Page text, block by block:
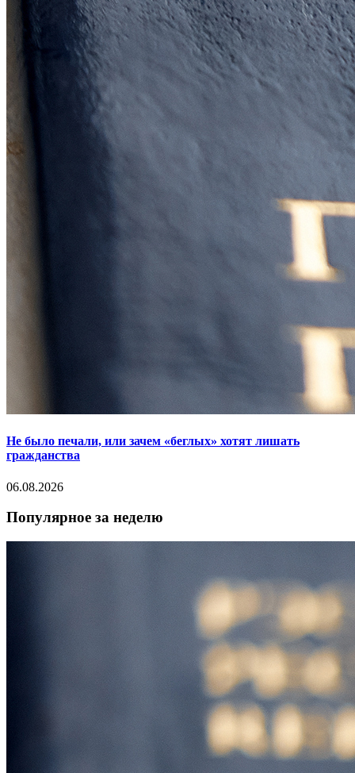
Не было печали, или зачем «беглых» хотят лишать
гражданства
06.08.2026
Популярное за неделю